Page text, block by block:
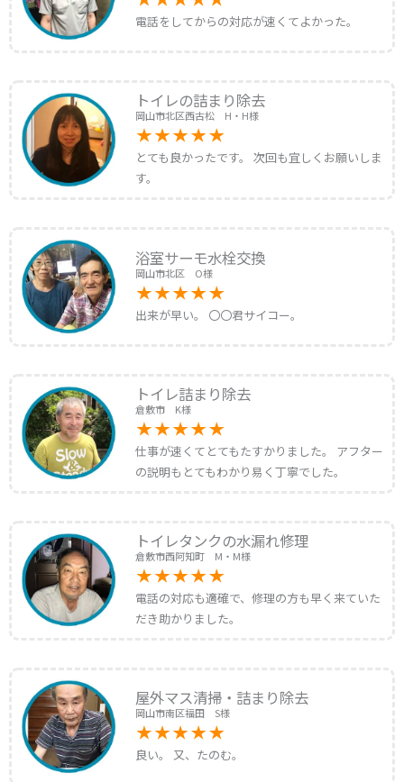
電話をしてからの対応が速くてよかった。
トイレの詰まり除去
岡山市北区西古松 H・H様
とても良かったです。 次回も宜しくお願いしま
す。
浴室サーモ水栓交換
岡山市北区 O様
出来が早い。 〇〇君サイコー。
トイレ詰まり除去
倉敷市 K様
仕事が速くてとてもたすかりました。 アフター
の説明もとてもわかり易く丁寧でした。
トイレタンクの水漏れ修理
倉敷市西阿知町 M・M様
電話の対応も適確で、修理の方も早く来ていた
だき助かりました。
屋外マス清掃・詰まり除去
岡山市南区福田 S様
良い。 又、たのむ。